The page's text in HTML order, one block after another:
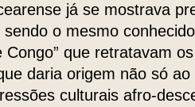
já se mostrava
o mesmo
Congo” que retratavam
daria origem não só
culturais afro-